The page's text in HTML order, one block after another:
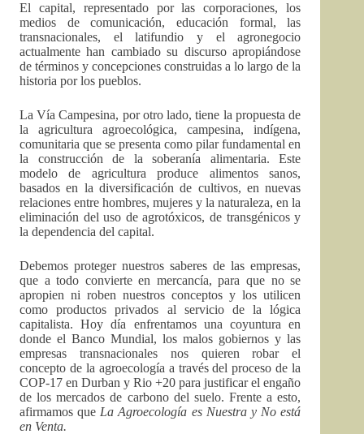
El capital, representado por las corporaciones, los
medios de comunicación, educación formal, las
transnacionales, el latifundio y el agronegocio
actualmente han cambiado su discurso apropiándose
de términos y concepciones construidas a lo largo de la
historia por los pueblos.
La Vía Campesina, por otro lado, tiene la propuesta de
la agricultura agroecológica, campesina, indígena,
comunitaria que se presenta como pilar fundamental en
la construcción de la soberanía alimentaria. Este
modelo de agricultura produce alimentos sanos,
basados en la diversificación de cultivos, en nuevas
relaciones entre hombres, mujeres y la naturaleza, en la
eliminación del uso de agrotóxicos, de transgénicos y
la dependencia del capital.
Debemos proteger nuestros saberes de las empresas,
que a todo convierte en mercancía, para que no se
apropien ni roben nuestros conceptos y los utilicen
como productos privados al servicio de la lógica
capitalista. Hoy día enfrentamos una coyuntura en
donde el Banco Mundial, los malos gobiernos y las
empresas transnacionales nos quieren robar el
concepto de la agroecología a través del proceso de la
COP-17 en Durban y Rio +20 para justificar el engaño
de los mercados de carbono del suelo. Frente a esto,
afirmamos que La Agroecología es Nuestra y No está
en Venta.